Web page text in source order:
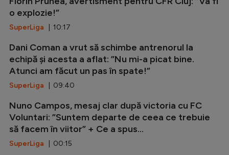
o explozie!”
SuperLiga | 10:17
Dani Coman a vrut să schimbe antrenorul la
echipă și acesta a aflat: ”Nu mi-a picat bine.
Atunci am făcut un pas în spate!”
SuperLiga | 09:40
Nuno Campos, mesaj clar după victoria cu FC
Voluntari: ”Suntem departe de ceea ce trebuie
să facem în viitor” + Ce a spus...
SuperLiga | 00:15